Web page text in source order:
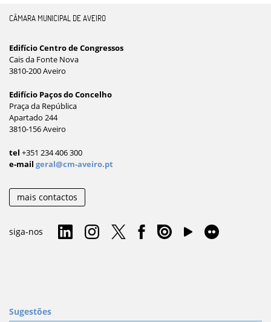
CÂMARA MUNICIPAL DE AVEIRO
Edifício Centro de Congressos
Cais da Fonte Nova
3810-200 Aveiro
Edifício Paços do Concelho
Praça da República
Apartado 244
3810-156 Aveiro
tel +351 234 406 300
e-mail geral@cm-aveiro.pt
mais contactos
siga-nos
Sugestões